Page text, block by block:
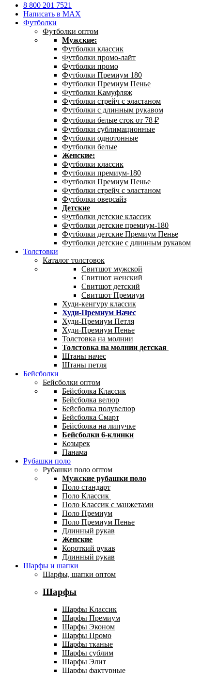
8 800 201 7521
Написать в MAX
Футболки
Футболки оптом
Мужские:
Футболки классик
Футболки промо-лайт
Футболки промо
Футболки Премиум 180
Футболки Премиум Пенье
Футболки Камуфляж
Футболки стрейч с эластаном
Футболки с длинным рукавом
Футболки белые сток от 78 ₽
Футболки сублимационные
Футболки однотонные
Футболки белые
Женские:
Футболки классик
Футболки премиум-180
Футболки Премиум Пенье
Футболки стрейч с эластаном
Футболки оверсайз
Детские
Футболки детские классик
Футболки детские премиум-180
Футболки детские Премиум Пенье
Футболки детские с длинным рукавом
Толстовки
Каталог толстовок
Свитшот мужской
Свитшот женский
Свитшот детский
Свитшот Премиум
Худи-кенгуру классик
Худи-Премиум Начес
Худи-Премиум Петля
Худи-Премиум Пенье
Толстовка на молнии
Толстовка на молнии детская
Штаны начес
Штаны петля
Бейсболки
Бейсболки оптом
Бейсболка Классик
Бейсболка велюр
Бейсболка полувелюр
Бейсболка Смарт
Бейсболка на липучке
Бейсболки 6-клинки
Козырек
Панама
Рубашки поло
Рубашки поло оптом
Мужские рубашки поло
Поло стандарт
Поло Классик
Поло Классик с манжетами
Поло Премиум
Поло Премиум Пенье
Длинный рукав
Женские
Короткий рукав
Длинный рукав
Шарфы и шапки
Шарфы, шапки оптом
Шарфы
Шарфы Классик
Шарфы Премиум
Шарфы Эконом
Шарфы Промо
Шарфы тканые
Шарфы сублим
Шарфы Элит
Шарфы фактурные